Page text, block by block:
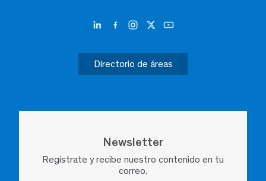
Directorio de áreas
Newsletter
Regístrate y recibe nuestro contenido en tu
correo.